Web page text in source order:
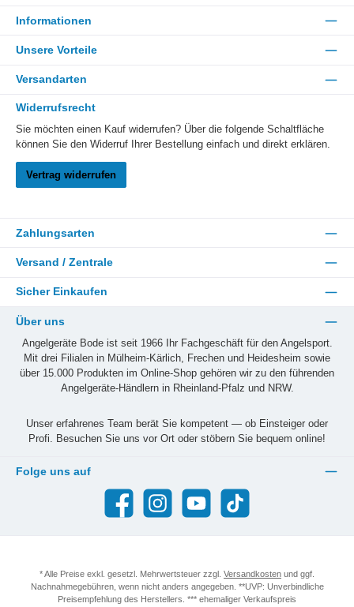
Informationen
Unsere Vorteile
Versandarten
Widerrufsrecht
Sie möchten einen Kauf widerrufen? Über die folgende Schaltfläche
können Sie den Widerruf Ihrer Bestellung einfach und direkt erklären.
Vertrag widerrufen
Zahlungsarten
Versand / Zentrale
Sicher Einkaufen
Über uns
Angelgeräte Bode ist seit 1966 Ihr Fachgeschäft für den Angelsport.
Mit drei Filialen in Mülheim-Kärlich, Frechen und Heidesheim sowie
über 15.000 Produkten im Online-Shop gehören wir zu den führenden
Angelgeräte-Händlern in Rheinland-Pfalz und NRW.
Unser erfahrenes Team berät Sie kompetent — ob Einsteiger oder
Profi. Besuchen Sie uns vor Ort oder stöbern Sie bequem online!
Folge uns auf
Facebook Instagram YouTube TikTok
* Alle Preise exkl. gesetzl. Mehrwertsteuer zzgl. Versandkosten und ggf.
Nachnahmegebühren, wenn nicht anders angegeben. **UVP: Unverbindliche
Preisempfehlung des Herstellers. *** ehemaliger Verkaufspreis